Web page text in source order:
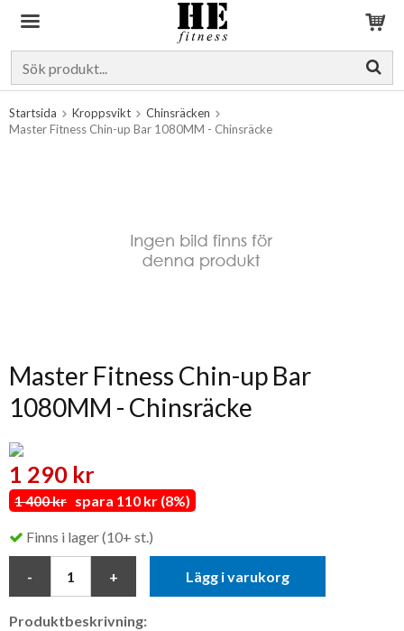
Startsida Kroppsvikt
Chinsräcken
Master Fitness Chin-up Bar 1080MM - Chinsräcke
Master Fitness Chin-up Bar
1080MM - Chinsräcke
1 290 kr
1 400 kr spara 110 kr (8%)
Finns i lager (10+ st.)
Lägg i varukorg
Produktbeskrivning: